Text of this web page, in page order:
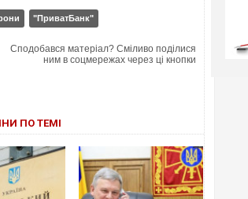
"ПриватБанк"
Сподобався матеріал? Сміливо поділися
ним в соцмережах через ці кнопки
ПО ТЕМІ